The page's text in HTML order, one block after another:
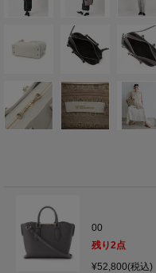
00
残り2点
¥52,800(税込)